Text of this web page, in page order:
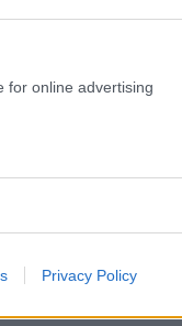
for online advertising
Privacy Policy
Tumblr Email
Μέσα Μαζικής
στην